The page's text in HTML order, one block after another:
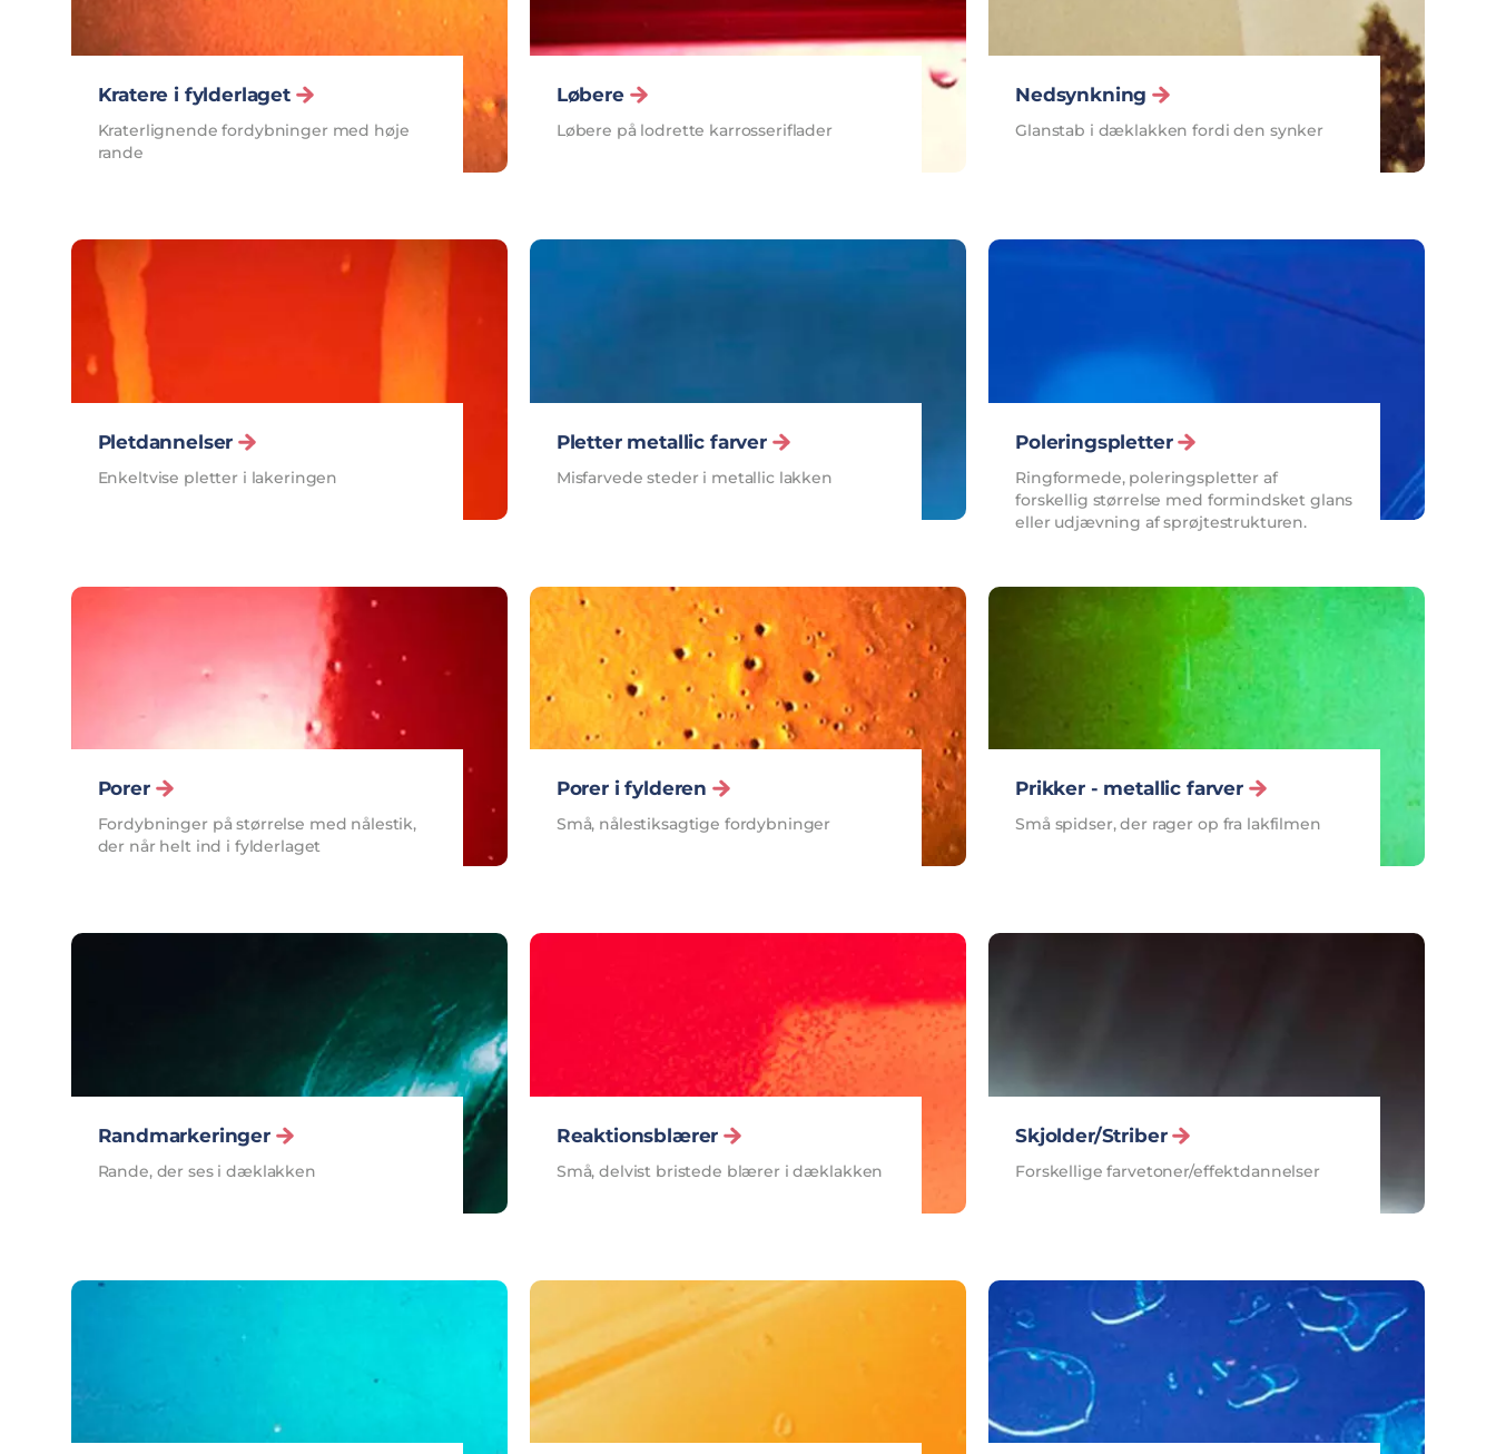
Kratere i fylderlaget
Kraterlignende fordybninger med høje
rande
Løbere
Løbere på lodrette karrosseriflader
Nedsynkning
Glanstab i dæklakken fordi den synker
Pletdannelser
Enkeltvise pletter i lakeringen
Pletter metallic farver
Misfarvede steder i metallic lakken
Poleringspletter
Ringformede, poleringspletter af
forskellig størrelse med formindsket glans
eller udjævning af sprøjtestrukturen.
Porer
Fordybninger på størrelse med nålestik,
der når helt ind i fylderlaget
Porer i fylderen
Små, nålestiksagtige fordybninger
Prikker - metallic farver
Små spidser, der rager op fra lakfilmen
Randmarkeringer
Rande, der ses i dæklakken
Reaktionsblærer
Små, delvist bristede blærer i dæklakken
Skjolder/Striber
Forskellige farvetoner/effektdannelser